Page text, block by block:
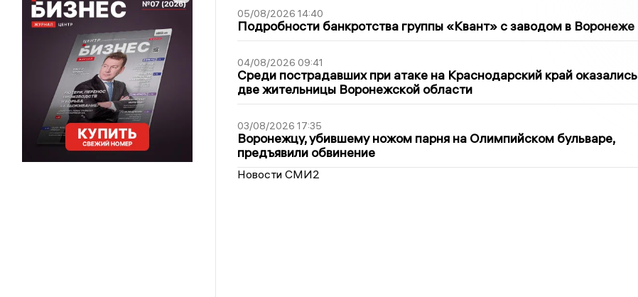
05/08/2026 14:40
Подробности банкротства группы «Квант» с заводом в Воронеже
04/08/2026 09:41
Среди пострадавших при атаке на Краснодарский край оказались
две жительницы Воронежской области
03/08/2026 17:35
Воронежцу, убившему ножом парня на Олимпийском бульваре,
предъявили обвинение
Новости СМИ2